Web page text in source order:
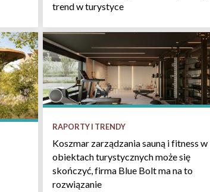
trend w turystyce
RAPORTY I TRENDY
Koszmar zarządzania sauną i fitness w
obiektach turystycznych może się
skończyć, firma Blue Bolt ma na to
rozwiązanie